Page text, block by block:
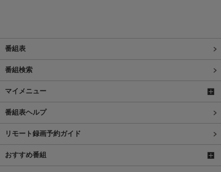
番組表
番組検索
マイメニュー
番組表ヘルプ
リモート録画予約ガイド
おすすめ番組